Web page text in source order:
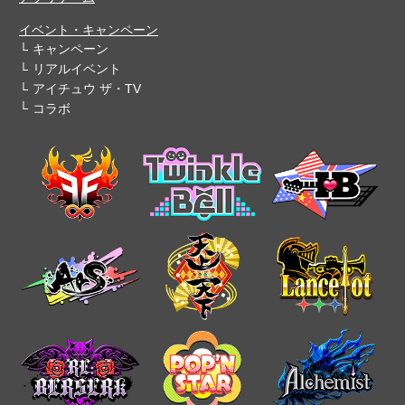
イベント・キャンペーン
キャンペーン
リアルイベント
アイチュウ ザ・TV
コラボ